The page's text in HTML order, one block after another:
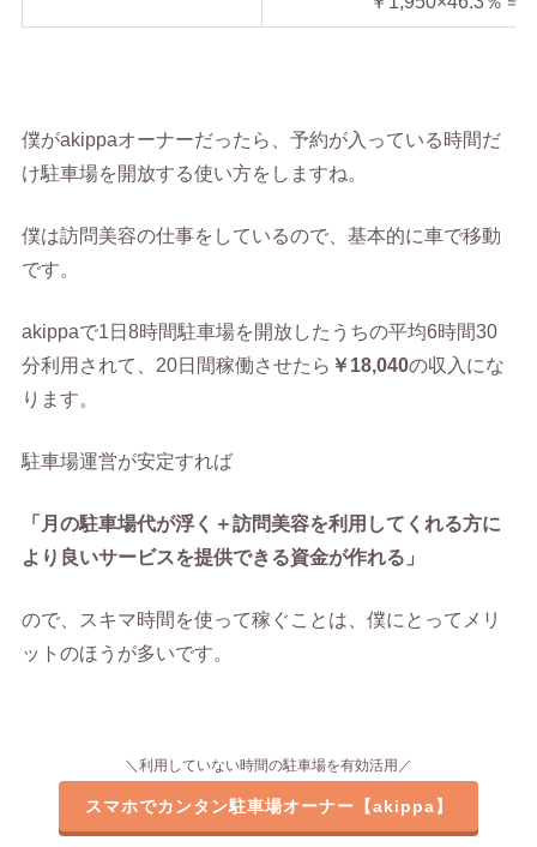
僕がakippaオーナーだったら、予約が入っている時間だ
け駐車場を開放する使い方をしますね。
僕は訪問美容の仕事をしているので、基本的に車で移動
です。
akippaで1日8時間駐車場を開放したうちの平均6時間30
分利用されて、20日間稼働させたら ￥18,040の収入にな
ります。
駐車場運営が安定すれば
「月の駐車場代が浮く＋訪問美容を利用してくれる方に
より良いサービスを提供できる資金が作れる」
ので、スキマ時間を使って稼ぐことは、僕にとってメリ
ットのほうが多いです。
＼利用していない時間の駐車場を有効活用／
スマホでカンタン駐車場オーナー【akippa】